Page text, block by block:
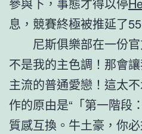
息，競賽終極被推延了
尼斯俱樂部在一份
不是我的主色調！那會
主流的普通愛戀！這太
作的原由是“「第一階段
質感互換。牛土豪，你